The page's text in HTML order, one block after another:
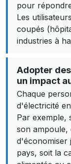
pour
Les
coupés
industries à
Adopter
un impact
Chaque
d'électricité
Par exemple,
son
d'économiser
pays, soit la